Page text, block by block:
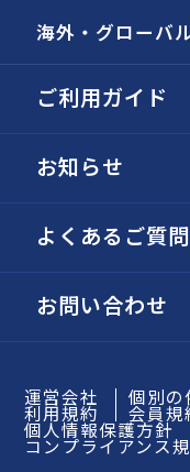
海外・グローバ
ご利用ガイド
お知らせ
よくあるご質問
お問い合わせ
運営会社 個別の
利用規約 会員規
個人情報保護方針
コンプライアンス